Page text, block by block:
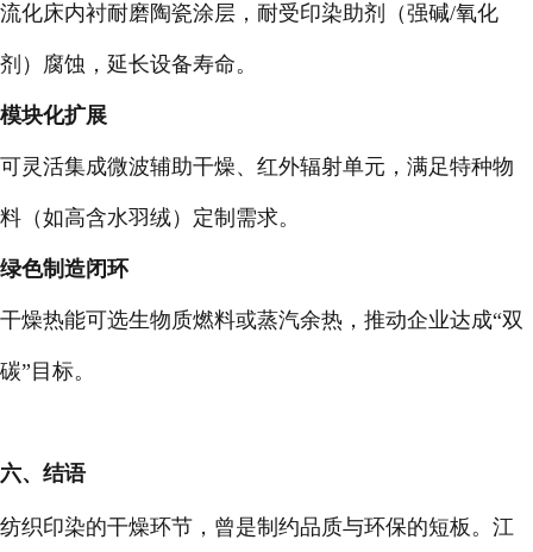
流化床内衬耐磨陶瓷涂层，耐受印染助剂（强碱/氧化
剂）腐蚀，延长设备寿命。
模块化扩展
可灵活集成微波辅助干燥、红外辐射单元，满足特种物
料（如高含水羽绒）定制需求。
绿色制造闭环
干燥热能可选生物质燃料或蒸汽余热，推动企业达成“双
碳”目标。
六、结语
纺织印染的干燥环节，曾是制约品质与环保的短板。江